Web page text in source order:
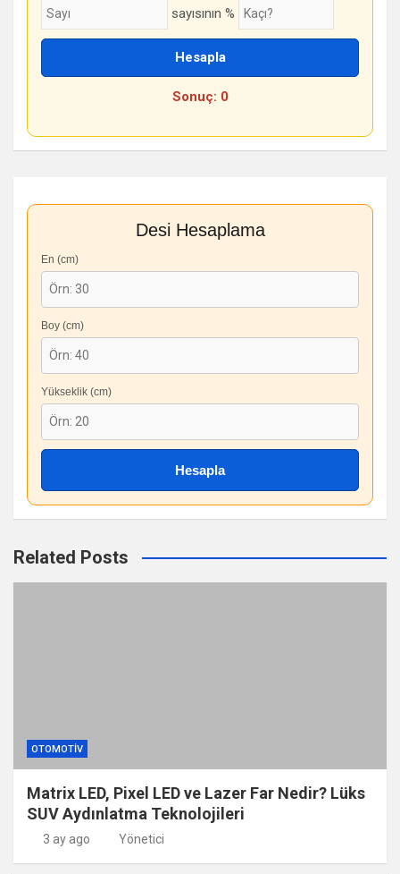
sayısının %
Hesapla
Sonuç: 0
Desi Hesaplama
En (cm)
Boy (cm)
Yükseklik (cm)
Hesapla
Related Posts
OTOMOTIV
Matrix LED, Pixel LED ve Lazer Far Nedir? Lüks
SUV Aydınlatma Teknolojileri
3 ay ago Yönetici